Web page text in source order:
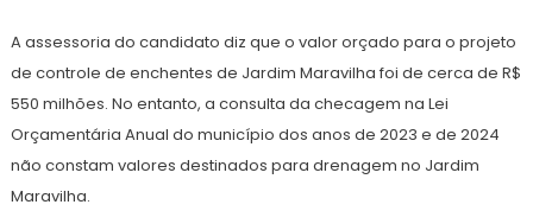
A assessoria do candidato diz que o valor orçado para o projeto
de controle de enchentes de Jardim Maravilha foi de cerca de R$
550 milhões. No entanto, a consulta da checagem na Lei
Orçamentária Anual do município dos anos de 2023 e de 2024
não constam valores destinados para drenagem no Jardim
Maravilha.